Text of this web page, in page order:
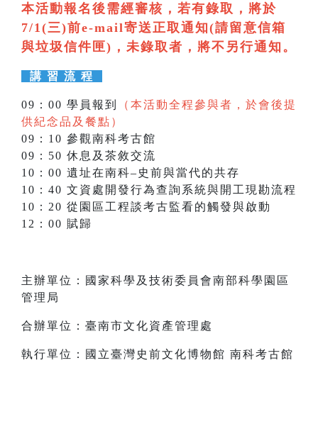
本活動報名後需經審核，若有錄取，將於
7/1(三)前e-mail寄送正取通知(請留意信箱
與垃圾信件匣)，未錄取者，將不另行通知。
講 習 流 程
09：00 學員報到
（本活動全程參與者，於會後提
供紀念品及餐點）
09：10 參觀南科考古館
09：50 休息及茶敘交流
10：00 遺址在南科–史前與當代的共存
10：40 文資處開發行為查詢系統與開工現勘流程
10：20 從園區工程談考古監看的觸發與啟動
12：00 賦歸
主辦單位：國家科學及技術委員會南部科學園區
管理局
合辦單位：臺南市文化資產管理處
執行單位：國立臺灣史前文化博物館 南科考古館